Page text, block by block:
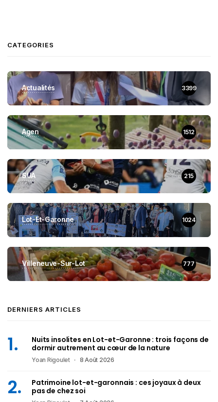
CATEGORIES
Actualités 3399
Agen 1512
SUA 215
Lot-Et-Garonne 1024
Villeneuve-Sur-Lot 777
DERNIERS ARTICLES
Nuits insolites en Lot-et-Garonne : trois façons de
dormir autrement au cœur de la nature
Yoan Rigoulet 8 Août 2026
Patrimoine lot-et-garonnais : ces joyaux à deux
pas de chez soi